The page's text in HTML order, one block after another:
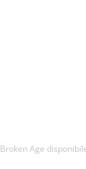
Broken Age